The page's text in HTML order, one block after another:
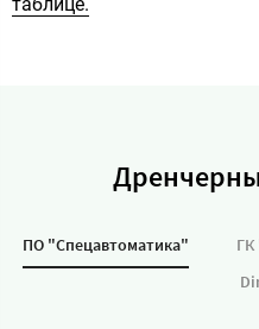
ПО "Спецавтоматика"